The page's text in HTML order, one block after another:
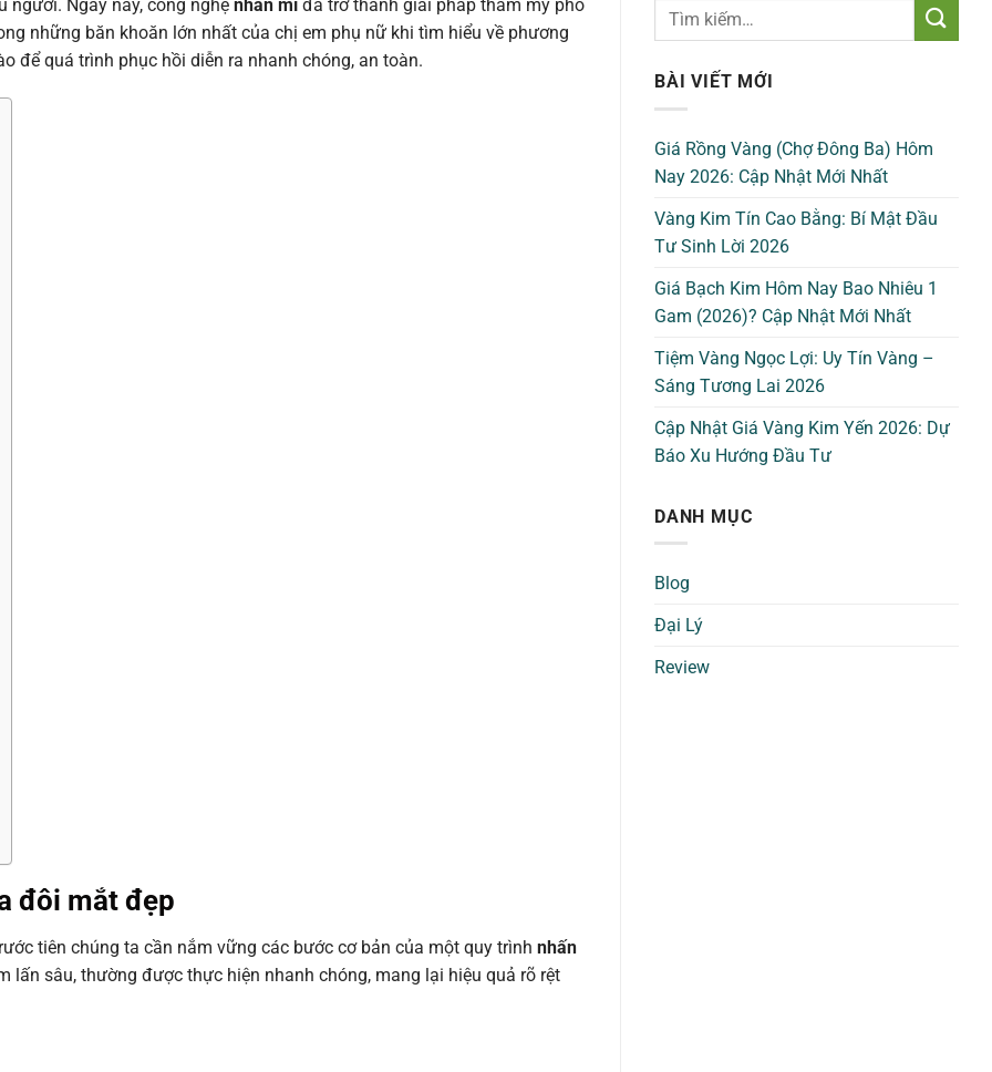
người. Ngày nay, công nghệ nhấn míđã trở thành giải pháp thẩm mỹ phổ
những băn khoăn lớn nhất của chị em phụ nữ khi tìm hiểu về phương
để quá trình phục hồi diễn ra nhanh chóng, an toàn.
đôi mắt đẹp
tiên chúng ta cần nắm vững các bước cơ bản của một quy trình nhấn
sâu, thường được thực hiện nhanh chóng, mang lại hiệu quả rõ rệt
BÀI VIẾT MỚI
Giá Rồng Vàng (Chợ Đông Ba) Hôm
Nay 2026: Cập Nhật Mới Nhất
Vàng Kim Tín Cao Bằng: Bí Mật Đầu
Tư Sinh Lời 2026
Giá Bạch Kim Hôm Nay Bao Nhiêu 1
Gam (2026)? Cập Nhật Mới Nhất
Tiệm Vàng Ngọc Lợi: Uy Tín Vàng –
Sáng Tương Lai 2026
Cập Nhật Giá Vàng Kim Yến 2026: Dự
Báo Xu Hướng Đầu Tư
DANH MỤC
Blog
Đại Lý
Review